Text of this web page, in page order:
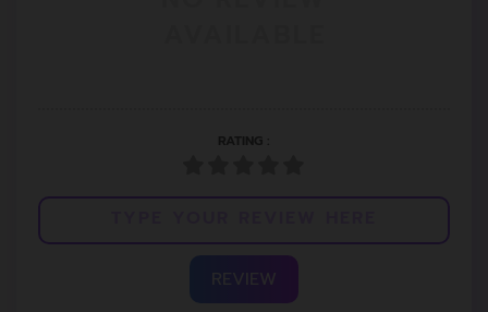
RATING :
REVIEW